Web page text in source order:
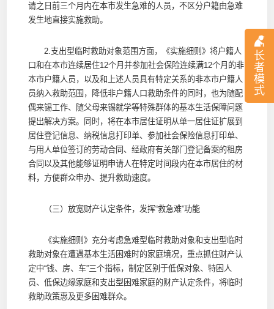
长
者
模
式
请之日前三个月内在本市发生急难的人员，不区分户籍由急难
发生地直接实施救助。
2.支出型临时救助对象范围方面，《实施细则》将户籍人
口和在本市连续居住12个月并参加社会保险连续满12个月的非
本市户籍人员，以及和上述人员具有特定关系的非本市户籍人
员纳入救助范围，降低非户籍人口救助条件的同时，也为随配
偶来锡工作、随父母来锡就学等特殊群体的基本生活保障问题
提出解决方案。同时，将在本市居住证明从单一居住证扩展到
居住登记信息、纳税信息打印单、参加社会保险信息打印单、
与用人单位签订的劳动合同、经政府有关部门登记备案的租房
合同以及其他能够证明申请人在特定时间段内在本市居住的材
料，方便群众申办、提升救助速度。
（三）放宽财产认定条件，发挥“救急难”功能
《实施细则》充分考虑急难型临时救助对象和支出型临时
救助对象在遭遇基本生活困难时的家庭境况，重点抓住财产认
定中“钱、房、车”三个指标，制定区别于低保对象、特困人
员、低保边缘家庭和支出型困难家庭的财产认定条件，将临时
救助政策惠及更多困难群众。